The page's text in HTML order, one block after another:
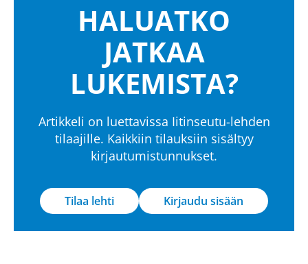
HALUATKO
JATKAA
LUKEMISTA?
Artikkeli on luettavissa Iitinseutu-lehden
tilaajille. Kaikkiin tilauksiin sisältyy
kirjautumistunnukset.
Tilaa lehti Kirjaudu sisään